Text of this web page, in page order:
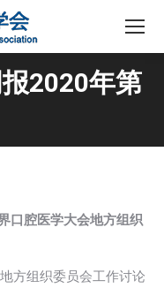
2020年第
口腔医学大会地方组织
方组织委员会工作讨论